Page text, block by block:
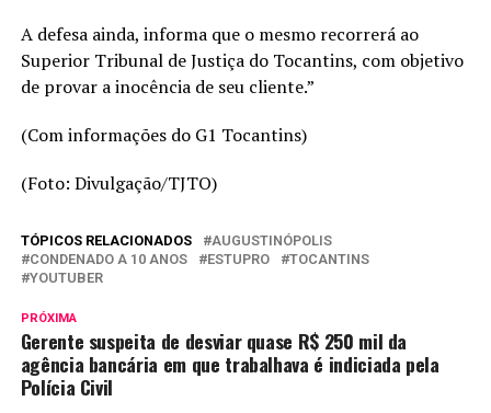
A defesa ainda, informa que o mesmo recorrerá ao
Superior Tribunal de Justiça do Tocantins, com objetivo
de provar a inocência de seu cliente.”
(Com informações do G1 Tocantins)
(Foto: Divulgação/TJTO)
TÓPICOS RELACIONADOS
AUGUSTINÓPOLIS
CONDENADO A 10 ANOS
ESTUPRO
TOCANTINS
YOUTUBER
PRÓXIMA
Gerente suspeita de desviar quase R$ 250 mil da
agência bancária em que trabalhava é indiciada pela
Polícia Civil